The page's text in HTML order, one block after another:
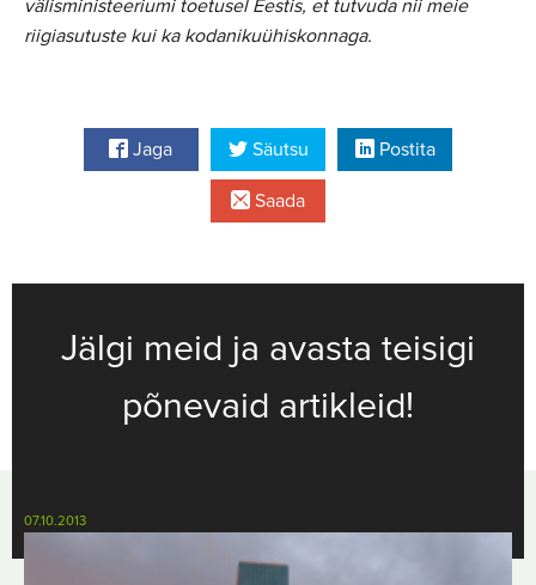
välisministeeriumi toetusel Eestis, et tutvuda nii meie
riigiasutuste kui ka kodanikuühiskonnaga.
Jaga Säutsu Postita
Saada
Jälgi meid ja avasta teisigi
põnevaid artikleid!
07.10.2013